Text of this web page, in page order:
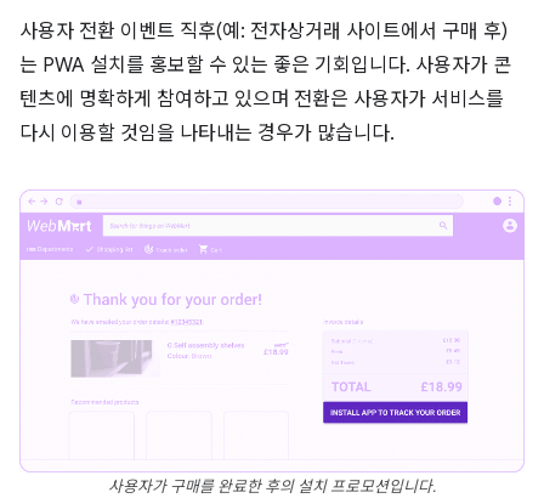
사용자 전환 이벤트 직후(예: 전자상거래 사이트에서 구매 후)
는 PWA 설치를 홍보할 수 있는 좋은 기회입니다. 사용자가 콘
텐츠에 명확하게 참여하고 있으며 전환은 사용자가 서비스를
다시 이용할 것임을 나타내는 경우가 많습니다.
사용자가 구매를 완료한 후의 설치 프로모션입니다.